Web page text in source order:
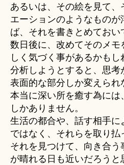
あるいは、その絵を見て、
エーションのようなもの
ば、それを書きとめておい
数日後に、改めてそのメ
しく気づく事があるかもし
分析しようとすると、思考
表面的な部分しか変えられ
本当に深い所を癒す為には
しかありません。
生活の都合や、話す相手
ではなく、それらを取り払
それを見つけて、向き合
が晴れる日も近いだろうと